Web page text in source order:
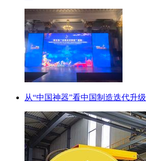
从“中国神器”看中国制造迭代升级